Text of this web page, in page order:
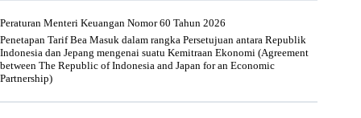
Peraturan Menteri Keuangan Nomor 60 Tahun 2026
Penetapan Tarif Bea Masuk dalam rangka Persetujuan antara Republik
Indonesia dan Jepang mengenai suatu Kemitraan Ekonomi (Agreement
between The Republic of Indonesia and Japan for an Economic
Partnership)